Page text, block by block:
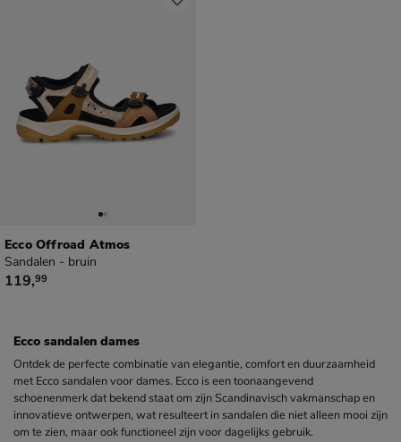
Ecco Offroad Atmos
Sandalen - bruin
€ 119,99
119,99
Ecco sandalen dames
Ontdek de perfecte combinatie van elegantie, comfort en duurzaamheid
met Ecco sandalen voor dames. Ecco is een toonaangevend
schoenenmerk dat bekend staat om zijn Scandinavisch vakmanschap en
innovatieve ontwerpen, wat resulteert in sandalen die niet alleen mooi zijn
om te zien, maar ook functioneel zijn voor dagelijks gebruik.